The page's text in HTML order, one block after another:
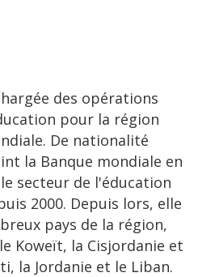
des opérations
pour la région
De nationalité
la Banque mondiale en
secteur de l'éducation
2000. Depuis lors, elle
pays de la région,
Koweït, la Cisjordanie et
la Jordanie et le Liban.